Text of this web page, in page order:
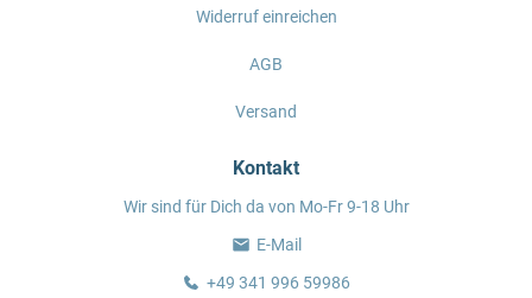
Widerruf einreichen
AGB
Versand
Kontakt
Wir sind für Dich da von Mo-Fr 9-18 Uhr
E-Mail
+49 341 996 59986